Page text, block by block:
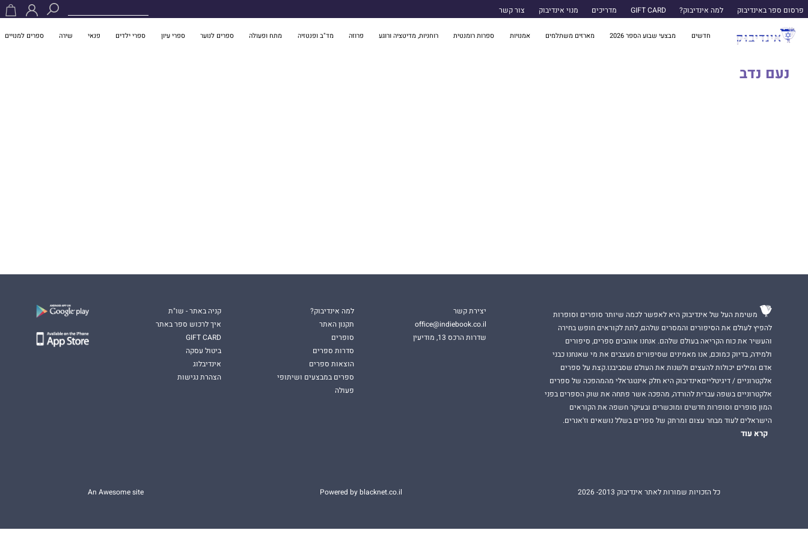
פרסום ספר באינדיבוק למה אינדיבוק? GIFT CARD מדריכים מנוי אינדיבוק צור קשר
חדשים מבצעי שבוע הספר 2026 מארזים משתלמים אמנויות ספרות רומנטית רוחניות, מדיטציה ורוגע פרוזה מד"ב ופנטזיה מתח ופעולה ספרים לנוער ספרי עיון ספרי ילדים פנאי שירה ספרים למנויים
נעם נדב
משימת העל של אינדיבוק היא לאפשר לכמה שיותר סופרים וסופרות
להפיץ לעולם את הסיפורים והמסרים שלהם, לתת לקוראים חופש בחירה
והעשיר את כוח הקריאה בעולם שלהם. אנחנו אוהבים ספרים, סיפורים
ולמידה, בדיוק כמוכם, אנו מאמינים שסיפורים מעצבים את מי שאנחנו כבני
אדם ומילים יכולות להעצים ולשנות את העולם שסביבנו.קצת על ספרים
אלקטרוניים / דיגיטלייםאינדיבוק היא חלק אינטגראלי מהמהפכה של ספרים
אלקטרוניים בשפה עברית להורדה, מהפכה אשר פתחה את שוק הספרים בפני
המון סופרים וסופרות חדשים ומוכשרים ובעיקר חשפה את הקוראים
הישראלים לעוד מבחר עצום ומרתק של ספרים בשלל נושאים וז'אנרים.
קרא עוד
יצירת קשר
office@indiebook.co.il
שדרות הרכס 13, מודיעין
למה אינדיבוק?
תקנון האתר
סופרים
סדרות ספרים
הוצאות ספרים
ספרים במבצעים ושיתופי
פעולה
קניה באתר - שו"ת
איך לרכוש ספר באתר
GIFT CARD
ביטול עסקה
אינדיבלוג
הצהרת נגישות
כל הזכויות שמורות לאתר אינדיבוק 2013- 2026 Powered by blacknet.co.il
An Awesome site